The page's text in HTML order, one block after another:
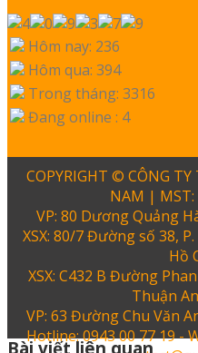
Hôm nay: 236
Hôm qua: 394
Trong tháng: 3316
Đang online : 4
COPYRIGHT © CÔNG
NAM | MST:
VP: 80 Dương Quảng
XSX: 80/7 Đường số 38,
Hồ
XSX: C432 B Đường
Thuận
VP: 63 Đường Chu Văn
Hotline: 0943 00 77 19 -
Bài viết liên quan